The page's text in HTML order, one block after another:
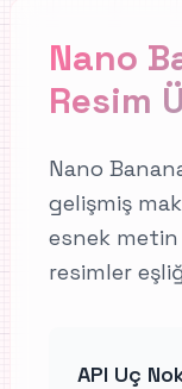
Nano
Resim
Nano
gelişmiş
esnek
resimler
API Uç